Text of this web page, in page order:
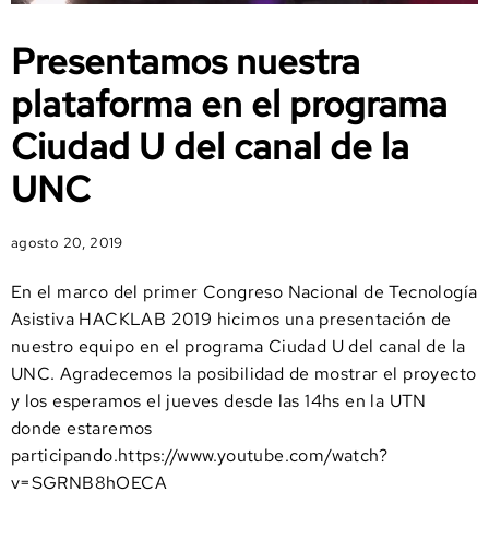
Presentamos nuestra
plataforma en el programa
Ciudad U del canal de la
UNC
agosto 20, 2019
En el marco del primer Congreso Nacional de Tecnología
Asistiva HACKLAB 2019 hicimos una presentación de
nuestro equipo en el programa Ciudad U del canal de la
UNC. Agradecemos la posibilidad de mostrar el proyecto
y los esperamos el jueves desde las 14hs en la UTN
donde estaremos
participando.https://www.youtube.com/watch?
v=SGRNB8hOECA